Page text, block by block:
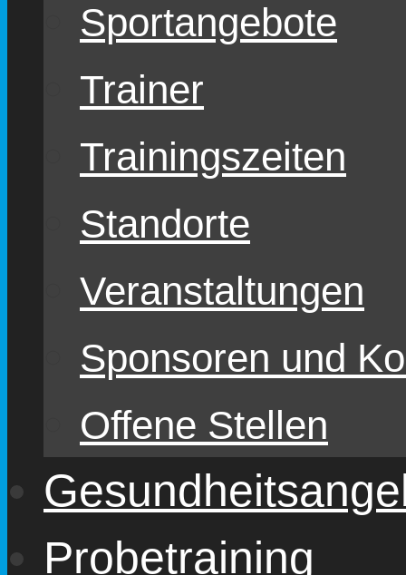
Sportangebote
Trainer
Trainingszeiten
Standorte
Veranstaltungen
Sponsoren und
Offene Stellen
Probetraining